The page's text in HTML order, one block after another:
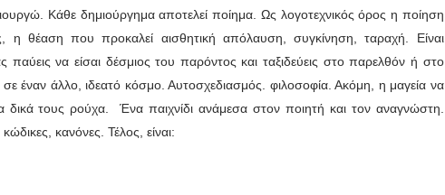
Κάθε δημιούργημα αποτελεί ποίημα. Ως λογοτεχνικός όρος η ποίηση
η θέαση που προκαλεί αισθητική απόλαυση, συγκίνηση, ταραχή. Είναι
να είσαι δέσμιος του παρόντος και ταξιδεύεις στο παρελθόν ή στο
έναν άλλο, ιδεατό κόσμο. Αυτοσχεδιασμός. φιλοσοφία. Ακόμη, η μαγεία να
δικά τους ρούχα. Ένα παιχνίδι ανάμεσα στον ποιητή και τον αναγνώστη.
κανόνες. Τέλος, είναι: